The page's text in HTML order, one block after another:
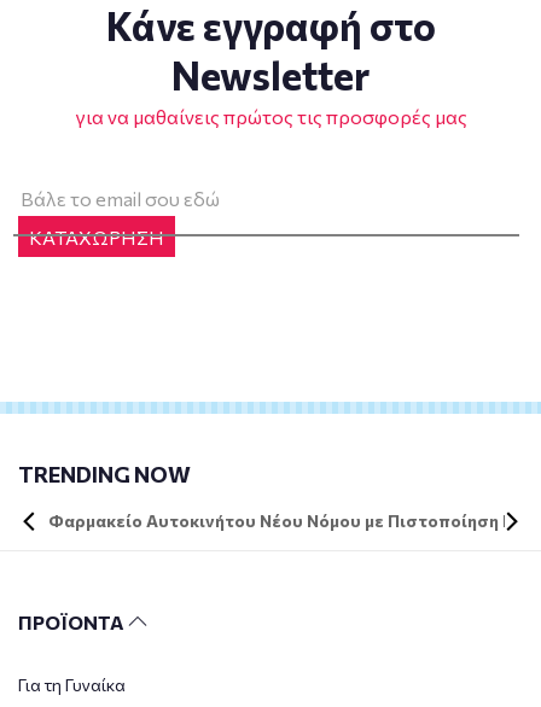
Κάνε εγγραφή στο
Newsletter
για να μαθαίνεις πρώτος τις προσφορές μας
ΚΑΤΑΧΩΡΗΣΗ
TRENDING NOW
Φαρμακείο Αυτοκινήτου Νέου Νόμου με Πιστοποίηση DIN
ΠΡΟΪΟΝΤΑ
Για τη Γυναίκα